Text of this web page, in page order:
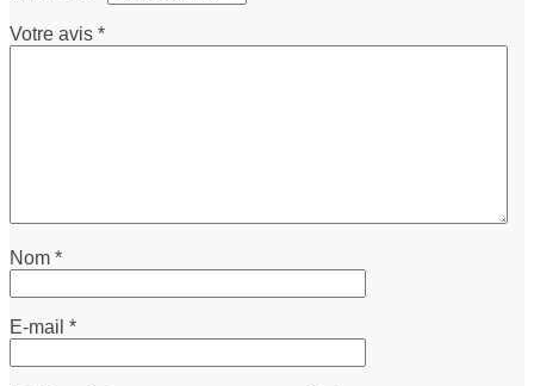
Votre avis *
Nom *
E-mail *